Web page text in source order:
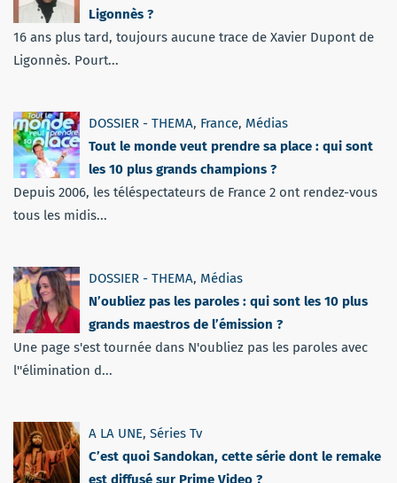
Ligonnès ?
16 ans plus tard, toujours aucune trace de Xavier Dupont de
Ligonnès. Pourt...
DOSSIER - THEMA, France, Médias
Tout le monde veut prendre sa place : qui sont
les 10 plus grands champions ?
Depuis 2006, les téléspectateurs de France 2 ont rendez-vous
tous les midis...
DOSSIER - THEMA, Médias
N’oubliez pas les paroles : qui sont les 10 plus
grands maestros de l’émission ?
Une page s'est tournée dans N'oubliez pas les paroles avec
l''élimination d...
A LA UNE, Séries Tv
C’est quoi Sandokan, cette série dont le remake
est diffusé sur Prime Video ?